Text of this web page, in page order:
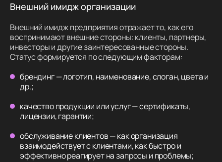
Внешний имидж организации
Внешний имидж предприятия отражает то, как его
воспринимают внешние стороны: клиенты, партнеры,
инвесторы и другие заинтересованные стороны.
Статус формируется по следующим факторам:
брендинг — логотип, наименование, слоган, цвета и
др.;
качество продукции или услуг — сертификаты,
лицензии, гарантии;
обслуживание клиентов — как организация
взаимодействует с клиентами, как быстро и
эффективно реагирует на запросы и проблемы;